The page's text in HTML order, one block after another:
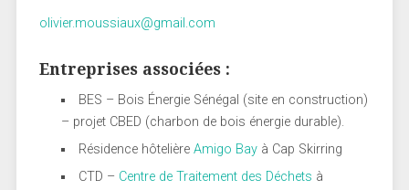
olivier.moussiaux@gmail.com
Entreprises associées :
BES – Bois Énergie Sénégal (site en construction)
– projet CBED (charbon de bois énergie durable).
Résidence hôtelièreAmigo Bay à Cap Skirring
CTD – Centre de Traitement des Déchets à